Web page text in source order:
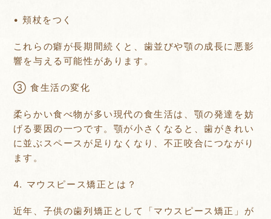
• 頬杖をつく
これらの癖が長期間続くと、歯並びや顎の成長に悪影
響を与える可能性があります。
③ 食生活の変化
柔らかい食べ物が多い現代の食生活は、顎の発達を妨
げる要因の一つです。顎が小さくなると、歯がきれい
に並ぶスペースが足りなくなり、不正咬合につながり
ます。
4. マウスピース矯正とは？
近年、子供の歯列矯正として「マウスピース矯正」が